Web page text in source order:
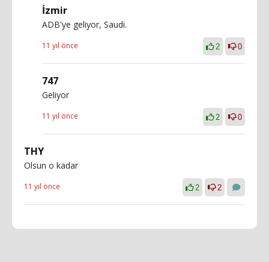
İzmir
ADB'ye geliyor, Saudi.
11 yıl önce 2 0
747
Geliyor
11 yıl önce 2 0
THY
Olsun o kadar
11 yıl önce 2 2